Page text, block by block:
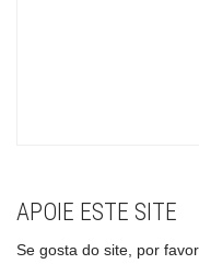
APOIE ESTE SITE
Se gosta do site, por